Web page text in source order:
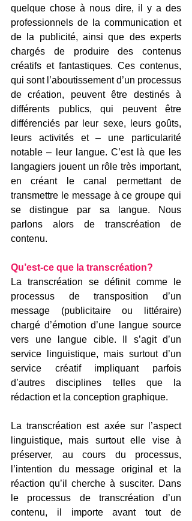
quelque chose à nous dire, il y a des
professionnels de la communication et
de la publicité, ainsi que des experts
chargés de produire des contenus
créatifs et fantastiques. Ces contenus,
qui sont l’aboutissement d’un processus
de création, peuvent être destinés à
différents publics, qui peuvent être
différenciés par leur sexe, leurs goûts,
leurs activités et – une particularité
notable – leur langue. C’est là que les
langagiers jouent un rôle très important,
en créant le canal permettant de
transmettre le message à ce groupe qui
se distingue par sa langue. Nous
parlons alors de transcréation de
contenu.
Qu’est-ce que la transcréation?
La transcréation se définit comme le
processus de transposition d’un
message (publicitaire ou littéraire)
chargé d’émotion d’une langue source
vers une langue cible. Il s’agit d’un
service linguistique, mais surtout d’un
service créatif impliquant parfois
d’autres disciplines telles que la
rédaction et la conception graphique.
La transcréation est axée sur l’aspect
linguistique, mais surtout elle vise à
préserver, au cours du processus,
l’intention du message original et la
réaction qu’il cherche à susciter. Dans
le processus de transcréation d’un
contenu, il importe avant tout de